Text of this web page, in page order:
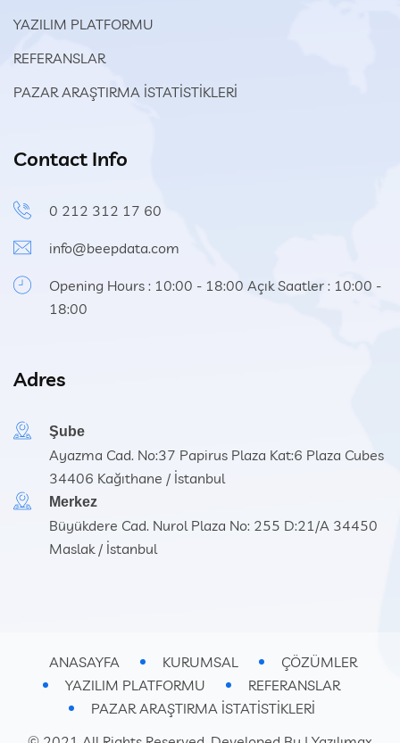
YAZILIM PLATFORMU
REFERANSLAR
PAZAR ARAŞTIRMA İSTATİSTİKLERİ
Contact Info
0 212 312 17 60
info@beepdata.com
Opening Hours : 10:00 - 18:00 Açık Saatler : 10:00 -
18:00
Adres
Şube
Ayazma Cad. No:37 Papirus Plaza Kat:6 Plaza Cubes
34406 Kağıthane / İstanbul
Merkez
Büyükdere Cad. Nurol Plaza No: 255 D:21/A 34450
Maslak / İstanbul
ANASAYFA KURUMSAL
ÇÖZÜMLER
YAZILIM PLATFORMU
REFERANSLAR
PAZAR ARAŞTIRMA İSTATİSTİKLERİ